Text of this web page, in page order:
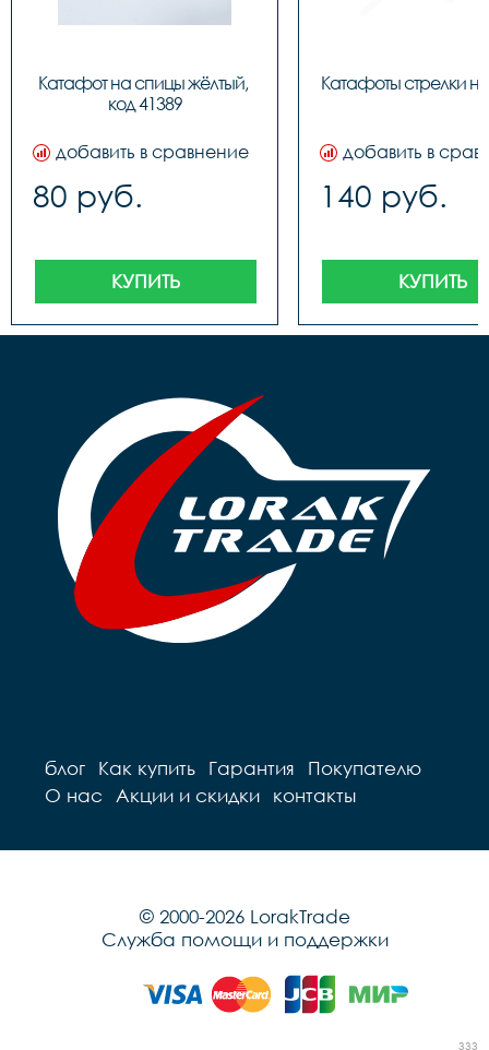
Катафот на спицы жёлтый,
код 41389
добавить в сравнение
80 руб.
КУПИТЬ
Катафоты стрелки
добавить в
140 руб.
КУПИТЬ
блог Как купить Гарантия
Покупателю
О нас
Акции и скидки контакты
© 2000-2026 LorakTrade
Служба помощи и поддержки
333